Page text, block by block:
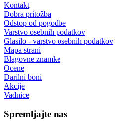
Kontakt
Dobra pritožba
Odstop od pogodbe
Varstvo osebnih podatkov
Glasilo - varstvo osebnih podatkov
Mapa strani
Blagovne znamke
Ocene
Darilni boni
Akcije
Vadnice
Spremljajte nas